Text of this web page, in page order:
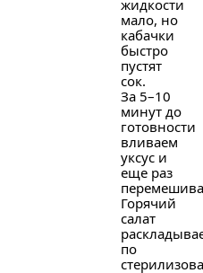
жидкости
мало, но
кабачки
быстро
пустят
сок.
За 5–10
минут до
готовности
вливаем
уксус и
еще раз
Горячий
салат
по